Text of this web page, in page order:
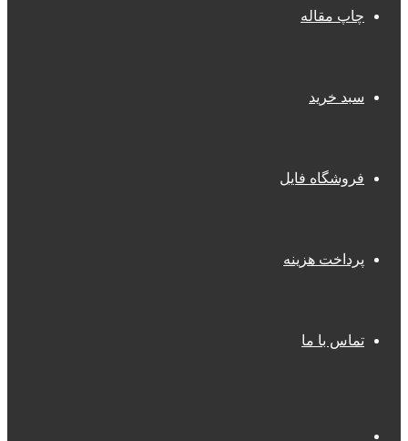
چاپ مقاله
سبد خرید
فروشگاه فایل
پرداخت هزینه
تماس با ما